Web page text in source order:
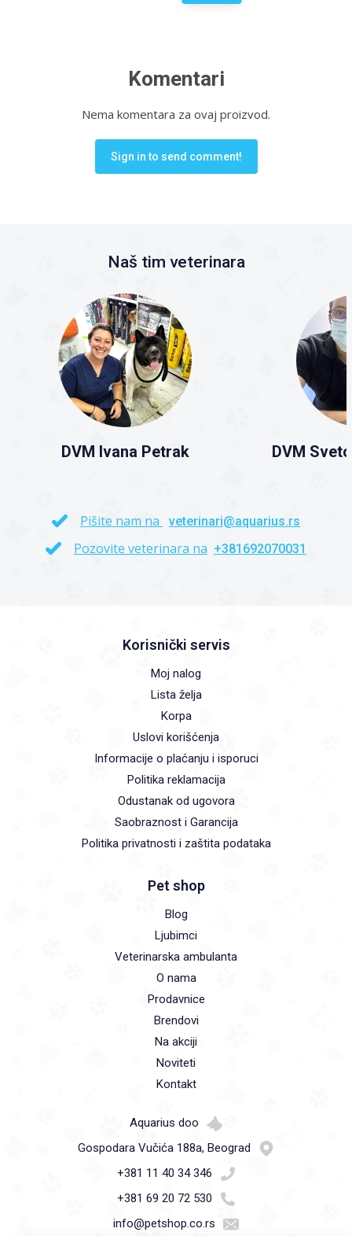
Komentari
Nema komentara za ovaj proizvod.
Sign in to send comment!
Naš tim veterinara
DVM Ivana Petrak DVM
Pišite nam na veterinari@aquarius.rs
Pozovite veterinara na +381692070031
Korisnički servis
Moj nalog
Lista želja
Korpa
Uslovi korišćenja
Informacije o plaćanju i isporuci
Politika reklamacija
Odustanak od ugovora
Saobraznost i Garancija
Politika privatnosti i zaštita podataka
Pet shop
Blog
Ljubimci
Veterinarska ambulanta
O nama
Prodavnice
Brendovi
Na akciji
Noviteti
Kontakt
Aquarius doo
Gospodara Vučića 188a, Beograd
+381 11 40 34 346
+381 69 20 72 530
info@petshop.co.rs